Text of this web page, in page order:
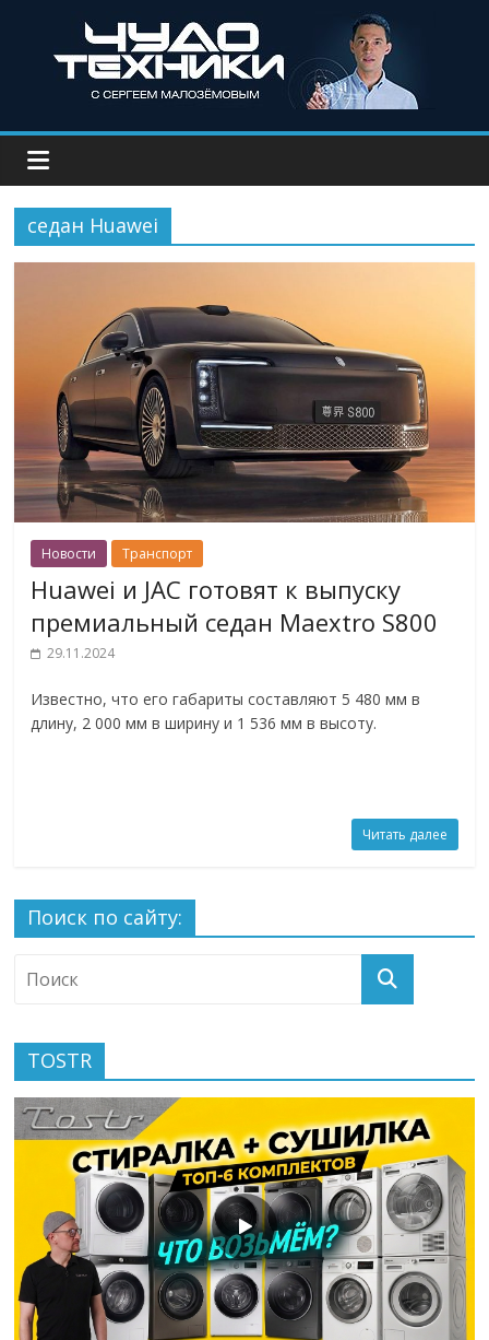
седан Huawei
Новости Транспорт
Huawei и JAC готовят к выпуску
премиальный седан Maextro S800
29.11.2024
Известно, что его габариты составляют 5 480 мм в
длину, 2 000 мм в ширину и 1 536 мм в высоту.
Читать далее
Поиск по сайту:
TOSTR